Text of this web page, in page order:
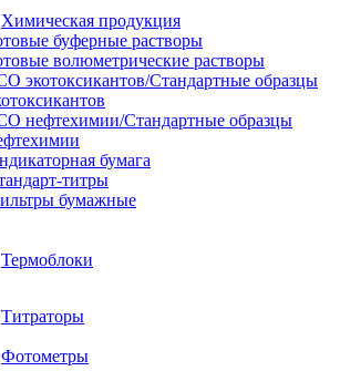
Химическая продукция
буферные растворы
волюметрические растворы
экотоксикантов/Стандартные образцы
нефтехимии/Стандартные образцы
бумага
титры
бумажные
Термоблоки
Титраторы
Фотометры